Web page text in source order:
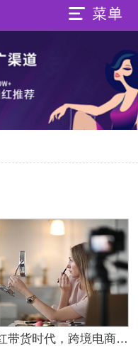
网红带货时代，跨境电商如何找到适合自己的YouTube红人？